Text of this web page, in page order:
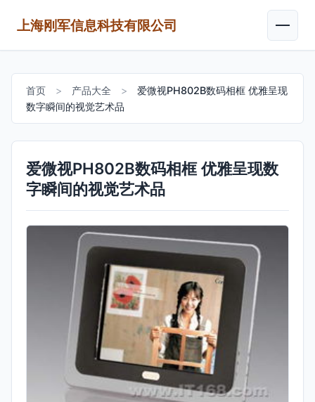
上海刚军信息科技有限公司
首页 > 产品大全 >
爱微视PH802B数码相框 优雅呈现
数字瞬间的视觉艺术品
爱微视PH802B数码相框 优雅呈现数
字瞬间的视觉艺术品